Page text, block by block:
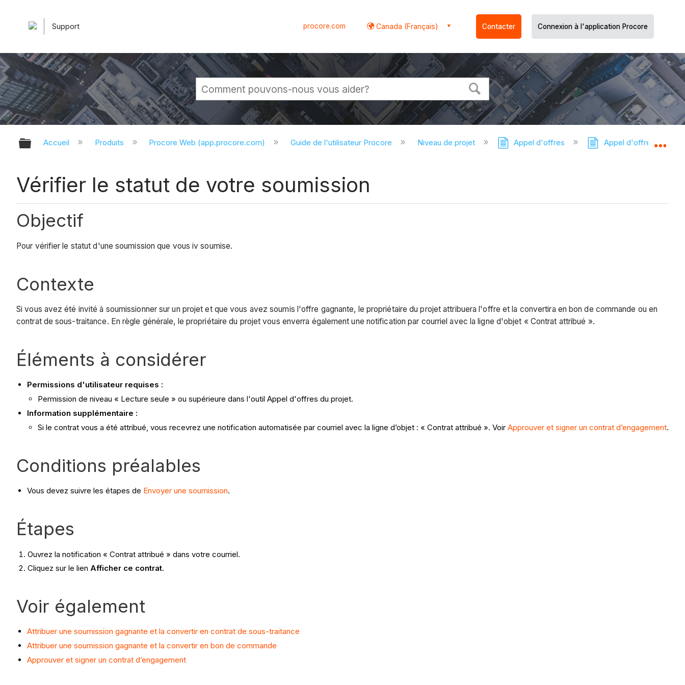
Support procore.com Canada (Français) Contacter Connexion à l'application Procore
Développer/réduire la hiérarchie globale
Accueil Produits Procore Web (app.procore.com) Guide de l'utilisateur Procore Niveau de projet Appel d'offres Appel d'offres -
Vérifier le statut de votre soumission
Objectif
Pour vérifier le statut d'une soumission que vous iv soumise.
Contexte
Si vous avez été invité à soumissionner sur un projet et que vous avez soumis l'offre gagnante, le propriétaire du projet attribuera l'offre et la convertira en bon de commande ou en
contrat de sous-traitance. En règle générale, le propriétaire du projet vous enverra également une notification par courriel avec la ligne d'objet « Contrat attribué ».
Éléments à considérer
Permissions d'utilisateur requises :
Permission de niveau « Lecture seule » ou supérieure dans l'outil Appel d'offres du projet.
Information supplémentaire :
Si le contrat vous a été attribué, vous recevrez une notification automatisée par courriel avec la ligne d’objet : « Contrat attribué ». Voir Approuver et signer un contrat d’engagement.
Conditions préalables
Vous devez suivre les étapes de Envoyer une soumission.
Étapes
Ouvrez la notification « Contrat attribué » dans votre courriel.
Cliquez sur le lien Afficher ce contrat.
Voir également
Attribuer une soumission gagnante et la convertir en contrat de sous-traitance
Attribuer une soumission gagnante et la convertir en bon de commande
Approuver et signer un contrat d’engagement